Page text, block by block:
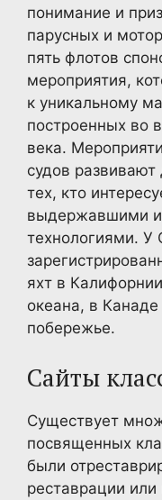
понимание и
парусных и
пять флотов
мероприятия,
к уникальному
построенных во
века.
судов
тех, кто
выдержавшими
технологиями. У
яхт в
океана, в
побережье.
Сайты
Существует
посвященных
были
реставрации